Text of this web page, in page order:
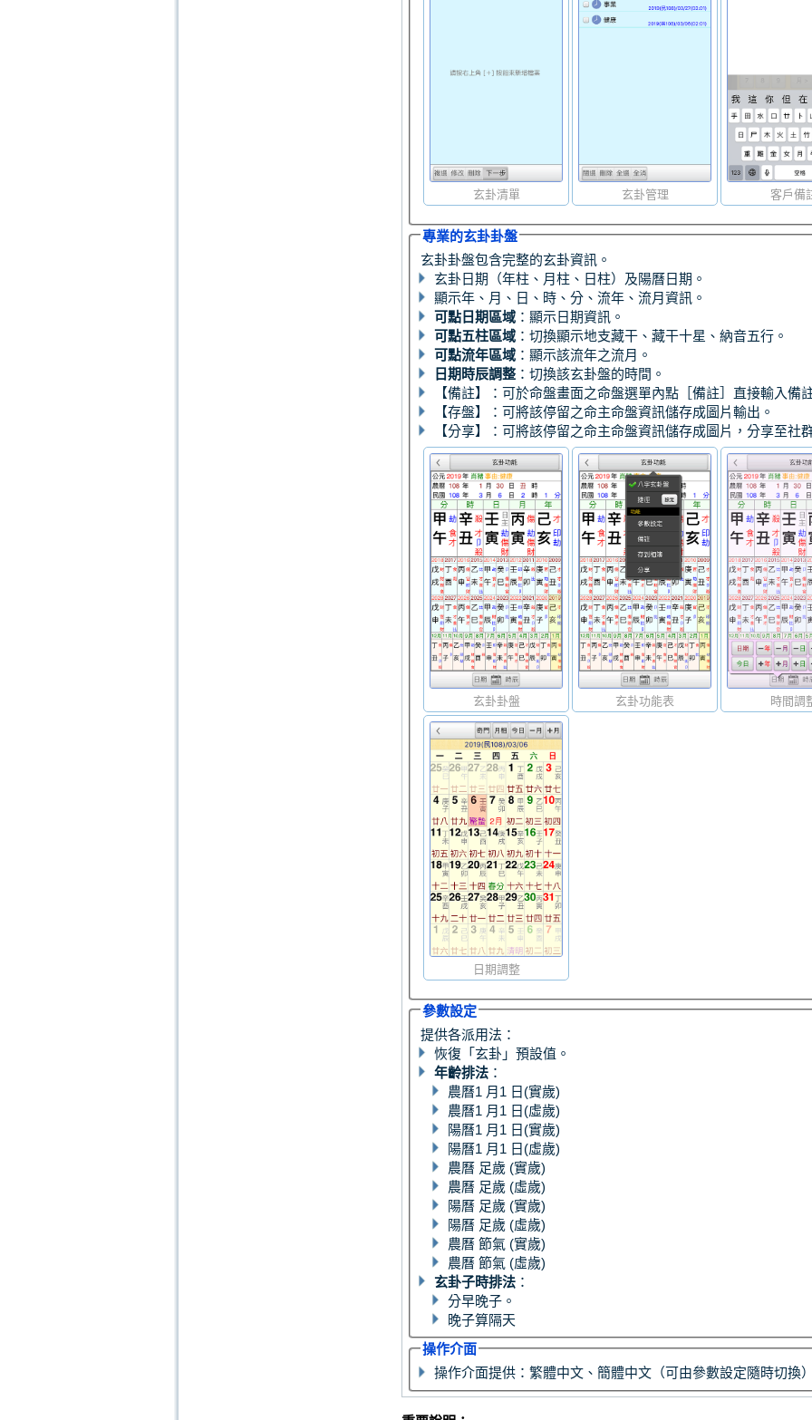
玄卦清單 玄卦管理 客戶備
專業的玄卦卦盤
玄卦卦盤包含完整的玄卦資訊。
玄卦日期（年柱、月柱、日柱）及陽曆日期。
顯示年、月、日、時、分、流年、流月資訊。
可點日期區域 ：顯示日期資訊。
可點五柱區域 ：切換顯示地支藏干、藏干十星、納音五行。
可點流年區域 ：顯示該流年之流月。
日期時辰調整 ：切換該玄卦盤的時間。
【備註】：可於命盤畫面之命盤選單內點［備註］直接輸入備
【存盤】：可將該停留之命主命盤資訊儲存成圖片輸出。
【分享】：可將該停留之命主命盤資訊儲存成圖片，分享至社
玄卦卦盤 玄卦功能表 時間調
日期調整
參數設定
提供各派用法：
恢復「玄卦」預設值。
年齡排法 ：
農曆1 月1 日(實歲)
農曆1 月1 日(虛歲)
陽曆1 月1 日(實歲)
陽曆1 月1 日(虛歲)
農曆 足歲 (實歲)
農曆 足歲 (虛歲)
陽曆 足歲 (實歲)
陽曆 足歲 (虛歲)
農曆 節氣 (實歲)
農曆 節氣 (虛歲)
玄卦子時排法 ：
分早晚子。
晚子算隔天
操作介面
操作介面提供：繁體中文、簡體中文（可由參數設定隨時切換